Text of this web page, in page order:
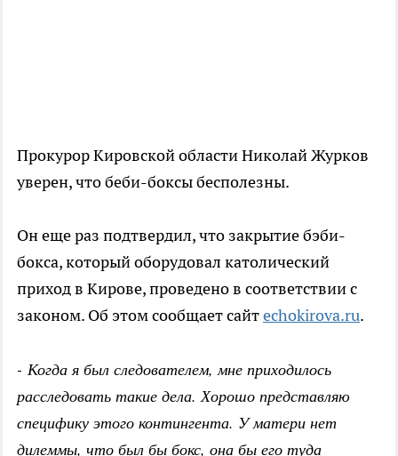
Прокурор Кировской области Николай Журков
уверен, что беби-боксы бесполезны.
Он еще раз подтвердил, что закрытие бэби-
бокса, который оборудовал католический
приход в Кирове, проведено в соответствии с
законом. Об этом сообщает сайтechokirova.ru.
- Когда я был следователем, мне приходилось
расследовать такие дела. Хорошо представляю
специфику этого контингента. У матери нет
дилеммы, что был бы бокс, она бы его туда